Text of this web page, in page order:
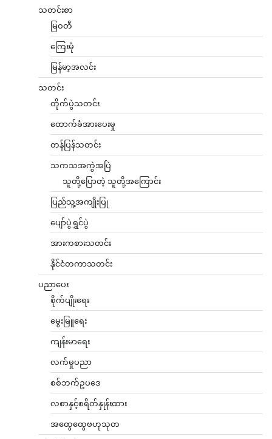
သတင်းစာ
မြဝတီ
ကြေးမုံ
မြန်မာ့အလင်း
သတင်း
တိုက်ပွဲသတင်း
ထောက်ခံအားပေးမှု
တန်ပြန်သတင်း
သကသအကွဲအပြဲ
သူတို့ပြောတဲ့ သူတို့အကြောင်း
ပြည်သူ့အကျိုးပြု
ပျော်ပွဲရွှင်ပွဲ
အားကစားသတင်း
နိုင်ငံတကာသတင်း
ပညာပေး
စိုက်ပျိုးရေး
မွေးမြူရေး
ကျန်းမာရေး
လက်မှုပညာ
စစ်ဘက်ဥပဒေ
လစာနှင့်စရိတ်နှုန်းထား
အထွေထွေဗဟုသုတ